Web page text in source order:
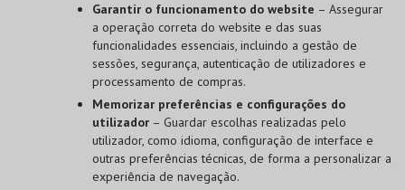
Garantir o funcionamento do website – Assegurar
a operação correta do website e das suas
funcionalidades essenciais, incluindo a gestão de
sessões, segurança, autenticação de utilizadores e
processamento de compras.
Memorizar preferências e configurações do
utilizador– Guardar escolhas realizadas pelo
utilizador, como idioma, configuração de interface e
outras preferências técnicas, de forma a personalizar a
experiência de navegação.